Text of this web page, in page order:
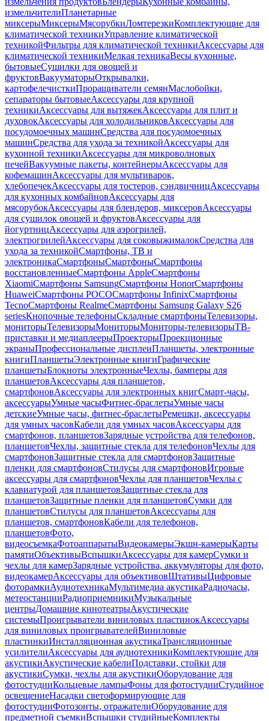
измельчителиПланетарные
миксерыМиксерыМясорубкиЛомтерезкиКомплектующие для
климатической техникиУправление климатической
техникойФильтры для климатической техникиАксессуары для
климатической техникиМелкая техникаВесы кухонные,
бытовыеСушилки для овощей и
фруктовВакууматорыОткрывалки,
картофелечисткиПроращиватели семянМаслобойки,
сепараторы бытовыеАксессуары для крупной
техникиАксессуары для вытяжекАксессуары для плит и
духовокАксессуары для холодильниковАксессуары для
посудомоечных машинСредства для посудомоечных
машинСредства для ухода за техникойАксессуары для
кухонной техникиАксессуары для микроволновых
печейВакуумные пакеты, контейнерыАксессуары для
кофемашинАксессуары для мультиварок,
хлебопечекАксессуары для тостеров, сэндвичницАксессуары
для кухонных комбайновАксессуары для
мясорубокАксессуары для блендеров, миксеровАксессуары
для сушилок овощей и фруктовАксессуары для
йогуртницАксессуары для аэрогрилей,
электрогрилейАксессуары для соковыжималокСредства для
ухода за техникойСмартфоны, ТВ и
электроникаСмартфоныСмартфоныСмартфоны
восстановленныеСмартфоны AppleСмартфоны
XiaomiСмартфоны SamsungСмартфоны HonorСмартфоны
HuaweiСмартфоны POCOСмартфоны InfinixСмартфоны
TecnoСмартфоны RealmeСмартфоны Samsung Galaxy S26
seriesКнопочные телефоныСкладные смартфоныТелевизоры,
мониторыТелевизорыМониторыМониторы-телевизорыТВ-
приставки и медиаплеерыПроекторыПроекционные
экраныПрофессиональные дисплеиПланшеты, электронные
книгиПланшетыЭлектронные книгиГрафические
планшетыБлокноты электронныеЧехлы, бамперы для
планшетовАксессуары для планшетов,
смартфоновАксессуары для электронных книгСмарт-часы,
аксессуарыУмные часыФитнес-браслетыУмные часы
детскиеУмные часы, фитнес-браслетыРемешки, аксессуары
для умных часовКабели для умных часовАксессуары для
смартфонов, планшетовЗарядные устройства для телефонов,
планшетовЧехлы, защитные стекла для телефоновЧехлы для
смартфоновЗащитные стекла для смартфоновЗащитные
пленки для смартфоновСтилусы для смартфоновИгровые
аксессуары для смартфоновЧехлы для планшетовЧехлы с
клавиатурой для планшетовЗащитные стекла для
планшетовЗащитные пленки для планшетовСумки для
планшетовСтилусы для планшетовАксессуары для
планшетов, смартфоновКабели для телефонов,
планшетовФото,
видеосъемкаФотоаппаратыВидеокамерыЭкшн-камерыКарты
памятиОбъективыВспышкиАксессуары для камерСумки и
чехлы для камерЗарядные устройства, аккумуляторы для фото,
видеокамерАксессуары для объективовШтативыЦифровые
фоторамкиАудиотехникаМультимедиа акустикаРадиочасы,
метеостанцииРадиоприемникиМузыкальные
центрыДомашние кинотеатрыАкустические
системыПроигрыватели виниловых пластинокАксессуары
для виниловых проигрывателейВиниловые
пластинкиИнсталляционная акустикаТрансляционные
усилителиАксессуары для аудиотехникиКомплектующие для
акустикиАкустические кабелиПодставки, стойки для
акустикиСумки, чехлы для акустикиОборудование для
фотостудииКольцевые лампыФоны для фотостудииСтудийное
освещениеНасадки светоформирующие для
фотостудииФотозонты, отражателиОборудование для
предметной съемкиВспышки студийныеКомплекты